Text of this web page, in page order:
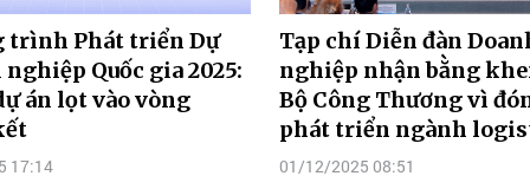
trình Phát triển Dự
Quốc gia 2025:
án lọt vào vòng
17:14
Tạp chí Diễn đàn
nghiệp nhận bằng
Bộ Công Thương vì
phát triển ngành
01/12/2025 08:51